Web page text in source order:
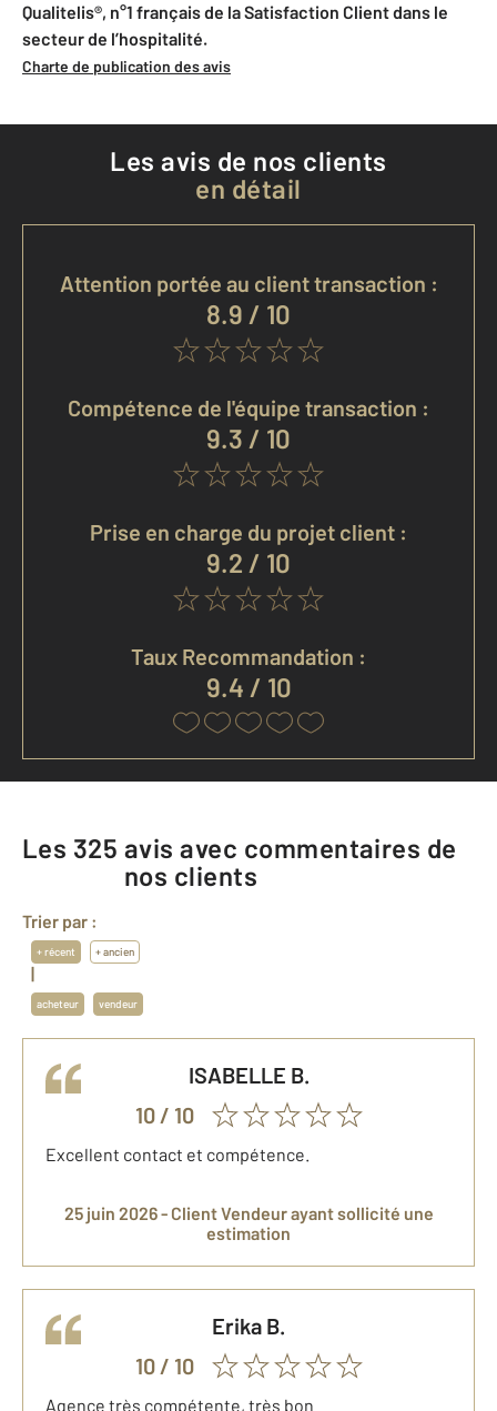
Qualitelis®, n°1 français de la Satisfaction Client dans le
secteur de l’hospitalité.
Charte de publication des avis
Les avis de nos clients
en détail
Attention portée au client transaction :
8.9 / 10
Compétence de l'équipe transaction :
9.3 / 10
Prise en charge du projet client :
9.2 / 10
Taux Recommandation :
9.4 / 10
Les 325 avis avec commentaires de
nos clients
Trier par :
+ récent + ancien
|
acheteur vendeur
ISABELLE B.
10/ 10
Excellent contact et compétence.
25 juin 2026 - Client Vendeurayant sollicité une
estimation
Erika B.
10/ 10
Agence très compétente, très bon